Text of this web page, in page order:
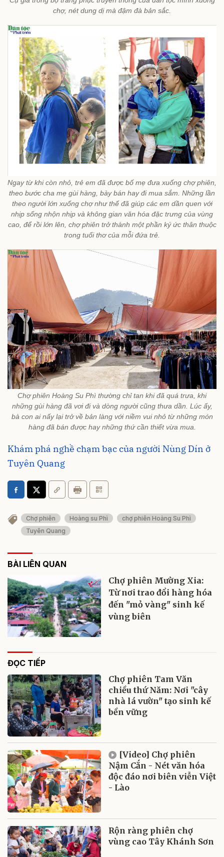
chợ, nét dung dị mà đậm đà bản sắc.
Ngay từ khi còn nhỏ, trẻ em đã được bố mẹ đưa xuống chợ phiên,
theo bước cha mẹ gùi hàng, bày bán hay đi mua sắm. Những lần
theo người lớn xuống chợ như thế đã giúp các em dần quen với
nhịp sống nhộn nhịp và không gian văn hóa đặc trưng của vùng
cao, để rồi lớn lên, chợ phiên trở thành một phần ký ức thân thuộc
trong tuổi thơ của mỗi đứa trẻ.
Chợ phiên Hoàng Su Phì thường chỉ tan khi đã quá trưa, khi
những gùi hàng đã vơi đi và dòng người cũng thưa dần. Lúc ấy,
bà con ai nấy lại trở về bản làng với niềm vui nhỏ từ những món
hàng đã bán được hay những thứ cần thiết vừa mua.
Khám phá nghề chạm bạc của người Nùng Dín ở
Tuyên Quang
Chợ phiên Hoàng su Phì
chợ phiên Hoàng Su Phì
Tuyên Quang
BÀI LIÊN QUAN
Chợ phiên Mường Xia:
Từ nơi trao đổi hàng hóa
đến "mỏ vàng" sinh kế
vùng biên
ĐỌC TIẾP
Chợ phiên Tam Văn
chiều thứ Năm: Nơi "cây
nhà lá vườn" tạo sinh kế
bền vững
[Video] Chợ phiên
Nậm Cắn - Nét văn hóa
độc đáo nơi biên viễn Việt
- Lào
Rộn ràng phiên chợ
vùng cao Tây Khánh Sơn